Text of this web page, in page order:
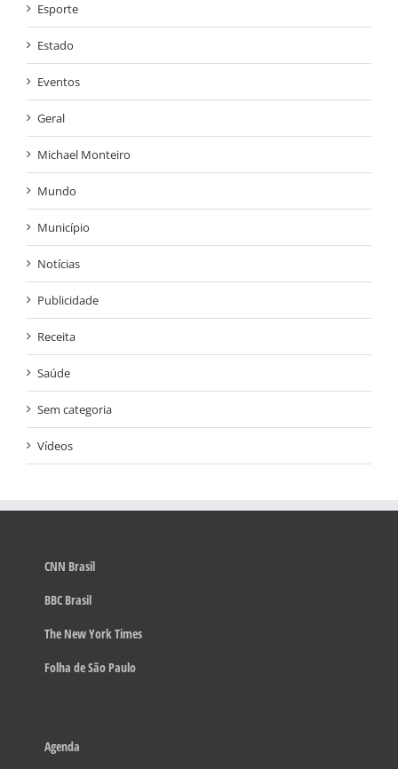
Esporte
Estado
Eventos
Geral
Michael Monteiro
Mundo
Município
Notícias
Publicidade
Receita
Saúde
Sem categoria
Vídeos
CNN Brasil
BBC Brasil
The New York Times
Folha de São Paulo
Agenda